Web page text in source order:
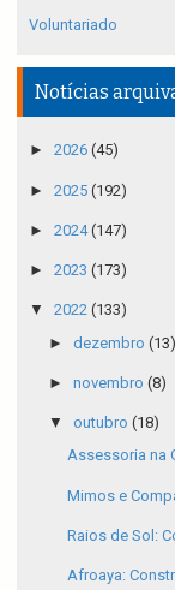
Voluntariado
Notícias
► 2026 (45)
► 2025 (192)
► 2024(147)
► 2023 (173)
▼ 2022 (133)
► dezembro (13)
► novembro (8)
▼ outubro (18)
Assessoria na
Mimos e
Raios de Sol:
Afroaya: